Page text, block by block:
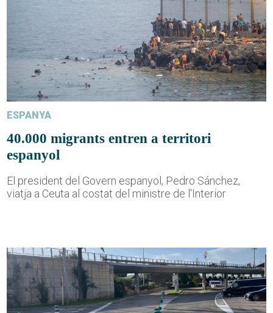
ESPANYA
40.000 migrants entren a territori
espanyol
El president del Govern espanyol, Pedro Sánchez,
viatja a Ceuta al costat del ministre de l'Interior